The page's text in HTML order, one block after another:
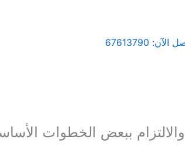
الآن: 67613790
ببعض الخطوات